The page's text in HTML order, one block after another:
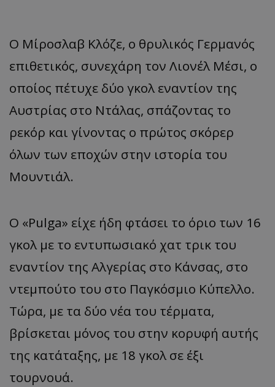
Ο Μίροσλαβ Κλόζε, ο θρυλικός Γερμανός
επιθετικός, συνεχάρη τον Λιονέλ Μέσι, ο
οποίος πέτυχε δύο γκολ εναντίον της
Αυστρίας στο Ντάλας, σπάζοντας το
ρεκόρ και γίνοντας ο πρώτος σκόρερ
όλων των εποχών στην ιστορία του
Μουντιάλ.
Ο «Pulga» είχε ήδη φτάσει το όριο των 16
γκολ με το εντυπωσιακό χατ τρικ του
εναντίον της Αλγερίας στο Κάνσας, στο
ντεμπούτο του στο Παγκόσμιο Κύπελλο.
Τώρα, με τα δύο νέα του τέρματα,
βρίσκεται μόνος του στην κορυφή αυτής
της κατάταξης, με 18 γκολ σε έξι
τουρνουά.